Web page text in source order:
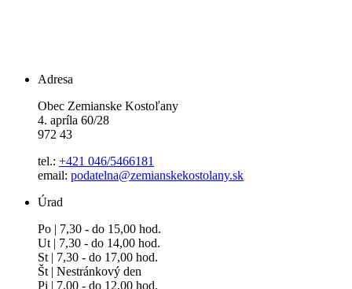
Adresa
Obec Zemianske Kostoľany
4. apríla 60/28
972 43
tel.: +421 046/5466181
email: podatelna@zemianskekostolany.sk
Úrad
Po | 7,30 - do 15,00 hod.
Ut | 7,30 - do 14,00 hod.
St | 7,30 - do 17,00 hod.
Št | Nestránkový den
Pi | 7,00 - do 12,00 hod.